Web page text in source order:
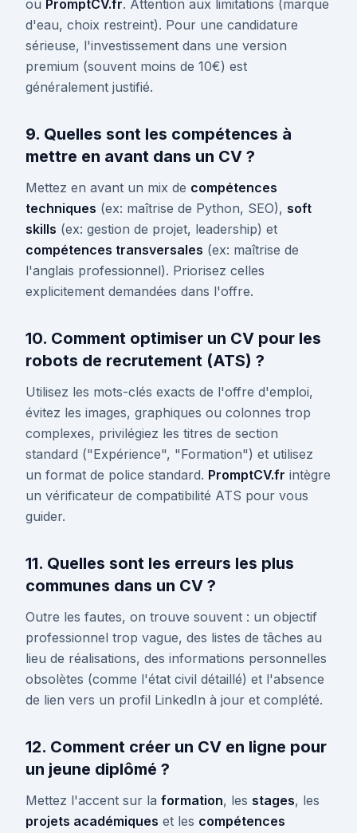
ou PromptCV.fr. Attention aux limitations (marque
d'eau, choix restreint). Pour une candidature
sérieuse, l'investissement dans une version
premium (souvent moins de 10€) est
généralement justifié.
9. Quelles sont les compétences à
mettre en avant dans un CV ?
Mettez en avant un mix de compétences
techniques (ex: maîtrise de Python, SEO), soft
skills (ex: gestion de projet, leadership) et
compétences transversales (ex: maîtrise de
l'anglais professionnel). Priorisez celles
explicitement demandées dans l'offre.
10. Comment optimiser un CV pour les
robots de recrutement (ATS) ?
Utilisez les mots-clés exacts de l'offre d'emploi,
évitez les images, graphiques ou colonnes trop
complexes, privilégiez les titres de section
standard ("Expérience", "Formation") et utilisez
un format de police standard. PromptCV.fr intègre
un vérificateur de compatibilité ATS pour vous
guider.
11. Quelles sont les erreurs les plus
communes dans un CV ?
Outre les fautes, on trouve souvent : un objectif
professionnel trop vague, des listes de tâches au
lieu de réalisations, des informations personnelles
obsolètes (comme l'état civil détaillé) et l'absence
de lien vers un profil LinkedIn à jour et complété.
12. Comment créer un CV en ligne pour
un jeune diplômé ?
Mettez l'accent sur la formation, les stages, les
projets académiques et les compétences